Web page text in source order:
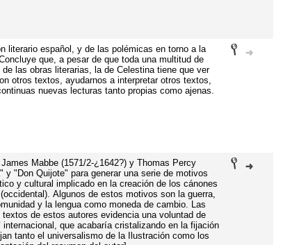
literario español, y de las polémicas en torno a la
que, a pesar de que toda una multitud de
las obras literarias, la de Celestina tiene que ver
otros textos, ayudarnos a interpretar otros textos,
nuevas lecturas tanto propias como ajenas.
Mabbe (1571/2-¿1642?) y Thomas Percy
"Don Quijote" para generar una serie de motivos
y cultural implicado en la creación de los cánones
Algunos de estos motivos son la guerra,
y la lengua como moneda de cambio. Las
de estos autores evidencia una voluntad de
que acabaría cristalizando en la fijación
tanto el universalismo de la Ilustración como los